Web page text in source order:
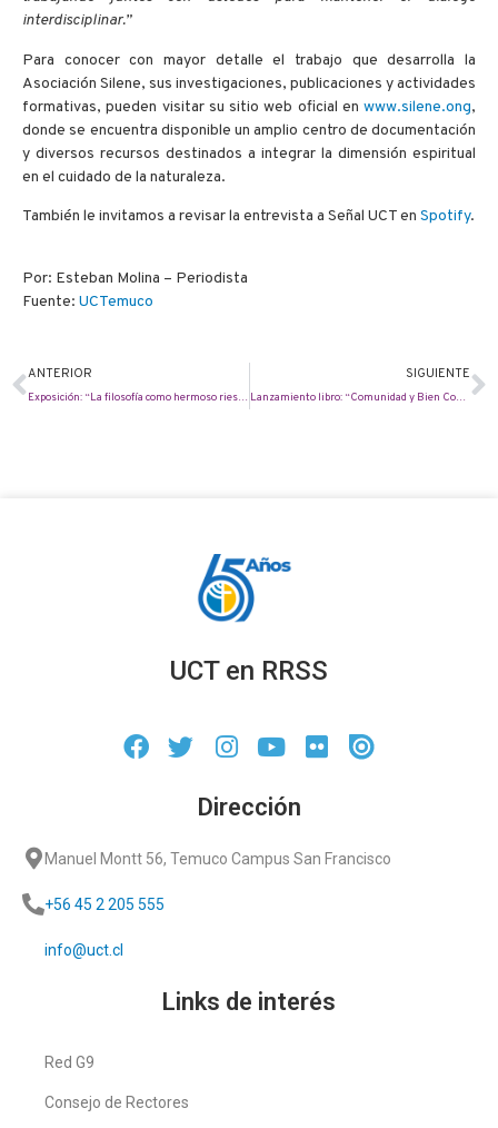
interdisciplinar.”
Para conocer con mayor detalle el trabajo que desarrolla la
Asociación Silene, sus investigaciones, publicaciones y actividades
formativas, pueden visitar su sitio web oficial en www.silene.ong,
donde se encuentra disponible un amplio centro de documentación
y diversos recursos destinados a integrar la dimensión espiritual
en el cuidado de la naturaleza.
También le invitamos a revisar la entrevista a Señal UCT en Spotify.
Por: Esteban Molina – Periodista
Fuente: UCTemuco
ANTERIOR
Exposición: “La filosofía como hermoso riesgo que vale la pena correr”
SIGUIENTE
Lanzamiento libro: “Comunidad y Bien Común”
UCT en RRSS
Dirección
Manuel Montt 56, Temuco Campus San Francisco
+56 45 2 205 555
info@uct.cl
Links de interés
Red G9
Consejo de Rectores